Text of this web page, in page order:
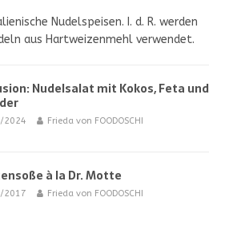
Nudelspeisen. I. d. R. werden
aus Hartweizenmehl verwendet.
Nudelsalat mit Kokos, Feta und
2024 Frieda von FOODOSCHI
à la Dr. Motte
2017 Frieda von FOODOSCHI